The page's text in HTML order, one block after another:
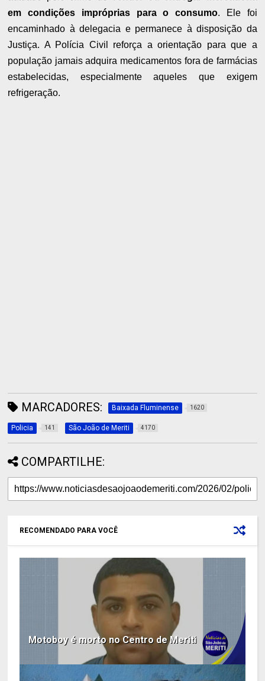
em condições impróprias para o consumo. Ele foi
encaminhado à delegacia e permanece à disposição da
Justiça. A Polícia Civil reforça a orientação para que a
população jamais adquira medicamentos fora de farmácias
estabelecidas, especialmente aqueles que exigem
refrigeração.
MARCADORES: Baixada Fluminense 1620
Policia 141 São João de Meriti 4170
COMPARTILHE:
RECOMENDADO PARA VOCÊ
Motoboy é morto no Centro de Meriti